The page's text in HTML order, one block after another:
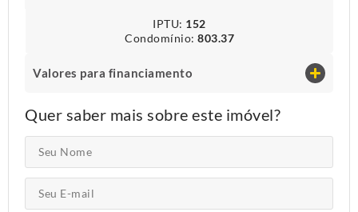
IPTU​: 152
Condomínio​: 803.37
Valores para financiamento
Quer saber mais sobre este imóvel?